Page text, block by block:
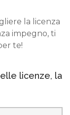
la licenza
impegno, ti
te!
licenze, la